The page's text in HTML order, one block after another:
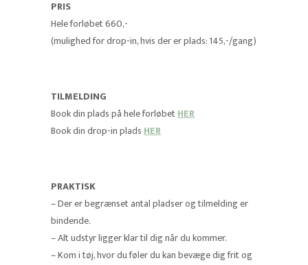
PRIS
Hele forløbet 660,-
(mulighed for drop-in, hvis der er plads: 145,-/gang)
TILMELDING
Book din plads på hele forløbetHER
Book din drop-in pladsHER
PRAKTISK
– Der er begrænset antal pladser og tilmelding er
bindende.
– Alt udstyr ligger klar til dig når du kommer.
– Kom i tøj, hvor du føler du kan bevæge dig frit og